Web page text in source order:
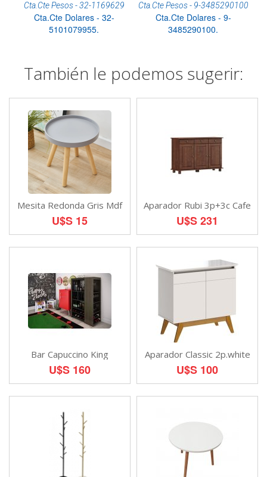
Cta.Cte Pesos - 32-1169629
Cta.Cte Dolares - 32-
5101079955.
Cta.Cte Pesos - 9-3485290100
Cta.Cte Dolares - 9-
3485290100.
También le podemos sugerir:
Mesita Redonda Gris Mdf
U$S 15
Aparador Rubi 3p+3c Cafe
U$S 231
Bar Capuccino King
U$S 160
Aparador Classic 2p.white
U$S 100